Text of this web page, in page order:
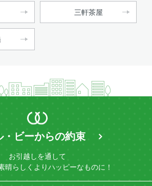
三軒茶屋
・ビーからの約束
お引越しを通して
晴らしく よりハッピーなものに！